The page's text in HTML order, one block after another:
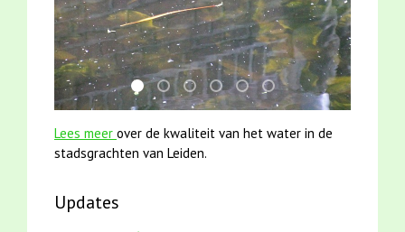
karper met kattenklimtouw
smoelenboek fifi en karper nieuwsbrief-
jun2021 zaklv 5 snoekje MOOI
mei2021 1 snoekje elly
jun2021 28 brasem en
mei2021
Lees meer over de kwaliteit van het water in de
stadsgrachten van Leiden.
Updates